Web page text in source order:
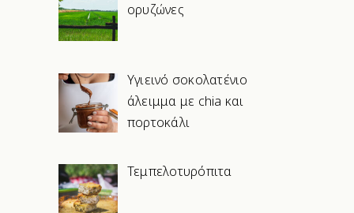
ορυζώνες
Υγιεινό σοκολατένιο
άλειμμα με chia και
πορτοκάλι
Τεμπελοτυρόπιτα